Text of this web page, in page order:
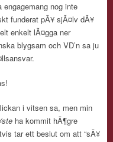
nog inte
funderat pÃ¥ sjÃ¤lv dÃ¥
enkelt lÃ¤gga ner
blygsam och VD’n sa ju
i vitsen sa, men min
ha kommit hÃ¶gre
tar ett beslut om att “sÃ¥